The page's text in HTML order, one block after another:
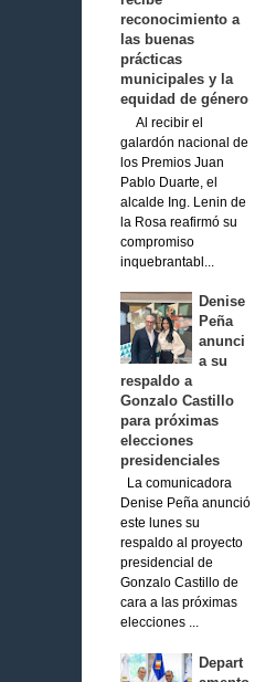
reconocimiento a
las buenas
prácticas
municipales y la
equidad de género
Al recibir el
galardón nacional de
los Premios Juan
Pablo Duarte, el
alcalde Ing. Lenin de
la Rosa reafirmó su
compromiso
inquebrantabl...
Denise
Peña
anunci
a su
respaldo a
Gonzalo Castillo
para próximas
elecciones
presidenciales
La comunicadora
Denise Peña anunció
este lunes su
respaldo al proyecto
presidencial de
Gonzalo Castillo de
cara a las próximas
elecciones ...
Depart